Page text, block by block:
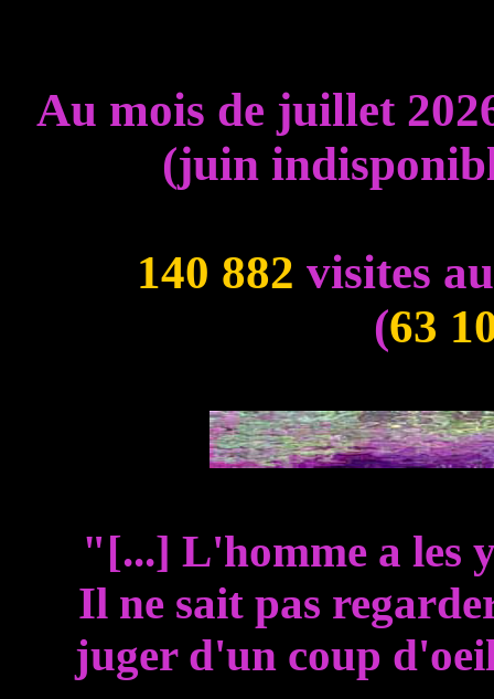
Au mois de juillet
(juin
140 882 visites
(63
"[...] L'homme a les
Il ne sait pas
juger d'un coup